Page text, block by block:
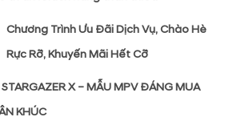
Chương Trình Ưu Đãi Dịch Vụ, Chào Hè
Rực Rỡ, Khuyến Mãi Hết Cỡ
X – MẪU MPV ĐÁNG MUA
KHÚC